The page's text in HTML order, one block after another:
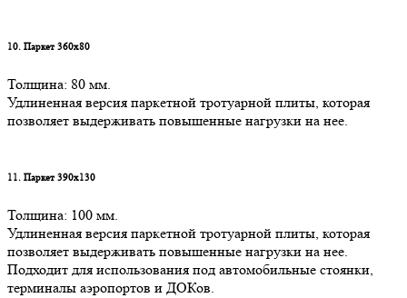
10. Паркет 360х80
Толщина: 80 мм.
Удлиненная версия паркетной тротуарной плиты, которая
позволяет выдерживать повышенные нагрузки на нее.
11. Паркет 390х130
Толщина: 100 мм.
Удлиненная версия паркетной тротуарной плиты, которая
позволяет выдерживать повышенные нагрузки на нее.
Подходит для использования под автомобильные стоянки,
терминалы аэропортов и ДОКов.